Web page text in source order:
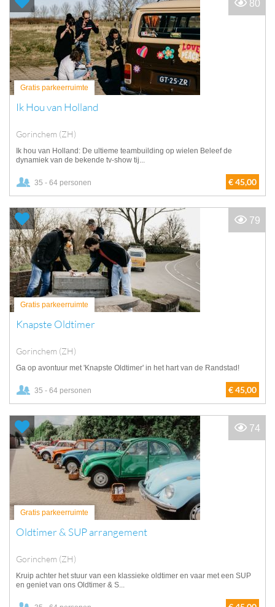
Gratis parkeerruimte
Ik Hou van Holland
Gorinchem (ZH)
Ik hou van Holland: De ultieme teambuilding op wielen Beleef de
dynamiek van de bekende tv-show tij...
35 - 64 personen € 45,00
80
Gratis parkeerruimte
Knapste Oldtimer
Gorinchem (ZH)
Ga op avontuur met 'Knapste Oldtimer' in het hart van de Randstad!
35 - 64 personen € 45,00
79
Gratis parkeerruimte
Oldtimer & SUP arrangement
Gorinchem (ZH)
Kruip achter het stuur van een klassieke oldtimer en vaar met een SUP
en geniet van ons Oldtimer & S...
74